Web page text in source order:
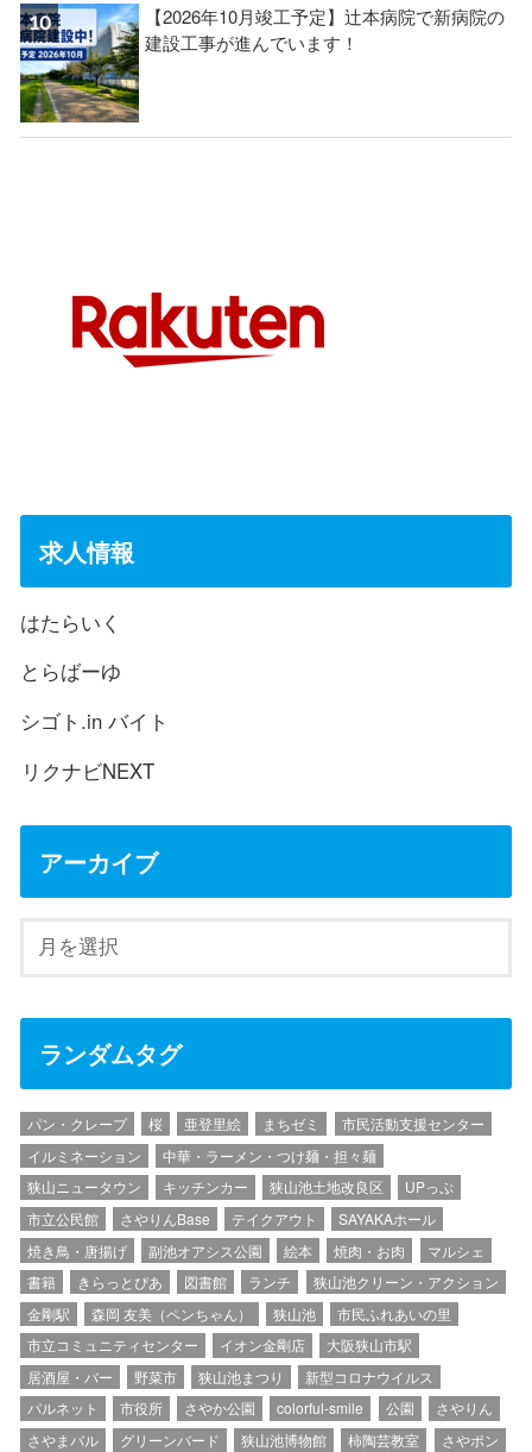
【2026年10月竣工予定】辻本病院で新病院の
建設工事が進んでいます！
求人情報
はたらいく
とらばーゆ
シゴト.in バイト
リクナビNEXT
アーカイブ
ランダムタグ
パン・クレープ 桜 亜登里絵 まちゼミ
市民活動支援センター
イルミネーション
中華・ラーメン・つけ麺・担々麺
狭山ニュータウン
キッチンカー 狭山池土地改良区
UPっぷ
市立公民館
さやりんBase テイクアウト
SAYAKAホール
焼き鳥・唐揚げ
副池オアシス公園 絵本 焼肉・お肉
マルシェ
書籍
きらっとぴあ 図書館 ランチ
狭山池クリーン・アクション
金剛駅
森岡 友美（ペンちゃん） 狭山池
市民ふれあいの里
市立コミュニティセンター
イオン金剛店
大阪狭山市駅
居酒屋・バー
野菜市 狭山池まつり
新型コロナウイルス
パルネット
市役所 さやか公園 colorful-smile 公園
さやりん
さやまバル
グリーンバード 狭山池博物館 柿陶芸教室
さやポン